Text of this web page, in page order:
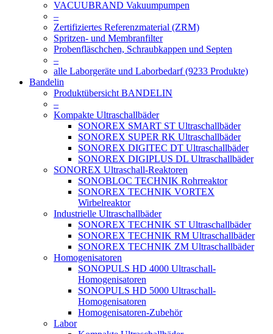
VACUUBRAND Vakuumpumpen
–
Zertifiziertes Referenzmaterial (ZRM)
Spritzen- und Membranfilter
Probenfläschchen, Schraubkappen und Septen
–
alle Laborgeräte und Laborbedarf (9233 Produkte)
Bandelin
Produktübersicht BANDELIN
–
Kompakte Ultraschallbäder
SONOREX SMART ST Ultraschallbäder
SONOREX SUPER RK Ultraschallbäder
SONOREX DIGITEC DT Ultraschallbäder
SONOREX DIGIPLUS DL Ultraschallbäder
SONOREX Ultraschall-Reaktoren
SONOBLOC TECHNIK Rohrreaktor
SONOREX TECHNIK VORTEX
Wirbelreaktor
Industrielle Ultraschallbäder
SONOREX TECHNIK ST Ultraschallbäder
SONOREX TECHNIK RM Ultraschallbäder
SONOREX TECHNIK ZM Ultraschallbäder
Homogenisatoren
SONOPULS HD 4000 Ultraschall-
Homogenisatoren
SONOPULS HD 5000 Ultraschall-
Homogenisatoren
Homogenisatoren-Zubehör
Labor